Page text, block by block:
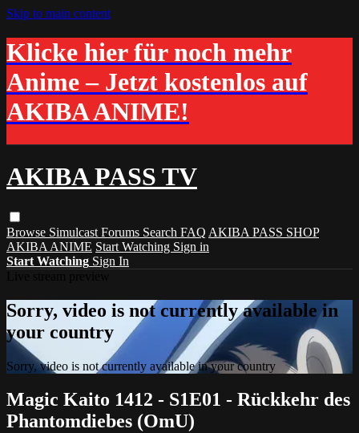
Skip to main content
Klicke hier für noch mehr
Anime – Jetzt kostenlos auf
AKIBA ANIME!
AKIBA PASS TV
Browse Simulcast Forums Search FAQ AKIBA PASS SHOP
AKIBA ANIME Start Watching Sign in
Start Watching Sign In
Sorry, video is not currently available in
your country
Sorry, video is not currently available in your country
Magic Kaito 1412 - S1E01 - Rückkehr des
Phantomdiebes (OmU)